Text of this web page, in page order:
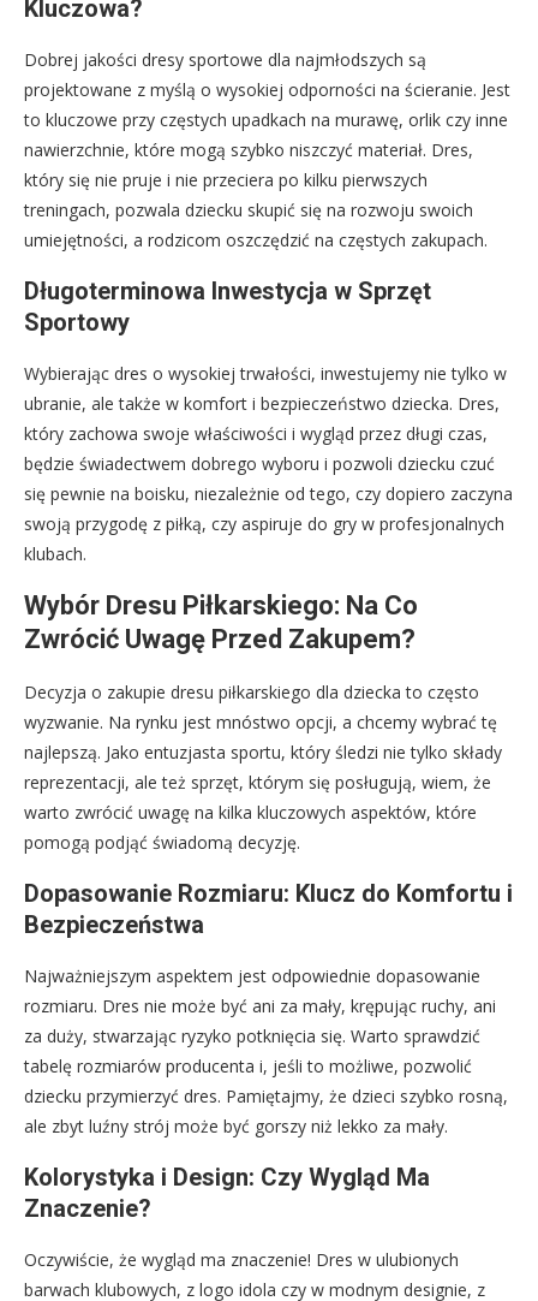
Kluczowa?
Dobrej jakości dresy sportowe dla najmłodszych są
projektowane z myślą o wysokiej odporności na ścieranie. Jest
to kluczowe przy częstych upadkach na murawę, orlik czy inne
nawierzchnie, które mogą szybko niszczyć materiał. Dres,
który się nie pruje i nie przeciera po kilku pierwszych
treningach, pozwala dziecku skupić się na rozwoju swoich
umiejętności, a rodzicom oszczędzić na częstych zakupach.
Długoterminowa Inwestycja w Sprzęt
Sportowy
Wybierając dres o wysokiej trwałości, inwestujemy nie tylko w
ubranie, ale także w komfort i bezpieczeństwo dziecka. Dres,
który zachowa swoje właściwości i wygląd przez długi czas,
będzie świadectwem dobrego wyboru i pozwoli dziecku czuć
się pewnie na boisku, niezależnie od tego, czy dopiero zaczyna
swoją przygodę z piłką, czy aspiruje do gry w profesjonalnych
klubach.
Wybór Dresu Piłkarskiego: Na Co
Zwrócić Uwagę Przed Zakupem?
Decyzja o zakupie dresu piłkarskiego dla dziecka to często
wyzwanie. Na rynku jest mnóstwo opcji, a chcemy wybrać tę
najlepszą. Jako entuzjasta sportu, który śledzi nie tylko składy
reprezentacji, ale też sprzęt, którym się posługują, wiem, że
warto zwrócić uwagę na kilka kluczowych aspektów, które
pomogą podjąć świadomą decyzję.
Dopasowanie Rozmiaru: Klucz do Komfortu i
Bezpieczeństwa
Najważniejszym aspektem jest odpowiednie dopasowanie
rozmiaru. Dres nie może być ani za mały, krępując ruchy, ani
za duży, stwarzając ryzyko potknięcia się. Warto sprawdzić
tabelę rozmiarów producenta i, jeśli to możliwe, pozwolić
dziecku przymierzyć dres. Pamiętajmy, że dzieci szybko rosną,
ale zbyt luźny strój może być gorszy niż lekko za mały.
Kolorystyka i Design: Czy Wygląd Ma
Znaczenie?
Oczywiście, że wygląd ma znaczenie! Dres w ulubionych
barwach klubowych, z logo idola czy w modnym designie, z